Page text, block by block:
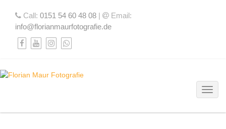
Call: 0151 54 60 48 08 |
Email:
info@florianmaurfotografie.de